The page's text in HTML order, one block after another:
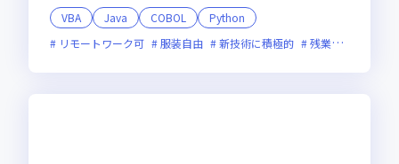
VBA
Java COBOL
Python
リモートワーク可
服装自由 新技術に積極的 残業月20時間未満